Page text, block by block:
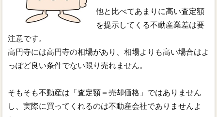
他と比べてあまりに高い査定額
を提示してくる不動産業差は要
注意です。
高円寺には高円寺の相場があり、相場よりも高い場合はよ
っぽど良い条件でない限り売れません。
そもそも不動産は「査定額＝売却価格」ではありません
し、実際に買ってくれるのは不動産会社でありませんよ